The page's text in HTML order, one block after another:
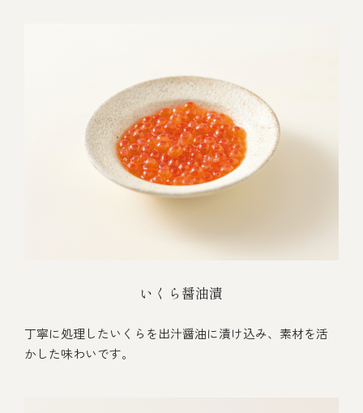
いくら醤油漬
丁寧に処理したいくらを出汁醤油に漬け込み、素材を活
かした味わいです。